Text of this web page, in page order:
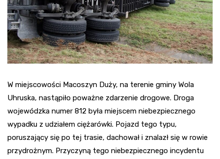
W miejscowości Macoszyn Duży, na terenie gminy Wola
Uhruska, nastąpiło poważne zdarzenie drogowe. Droga
wojewódzka numer 812 była miejscem niebezpiecznego
wypadku z udziałem ciężarówki. Pojazd tego typu,
poruszający się po tej trasie, dachował i znalazł się w rowie
przydrożnym. Przyczyną tego niebezpiecznego incydentu